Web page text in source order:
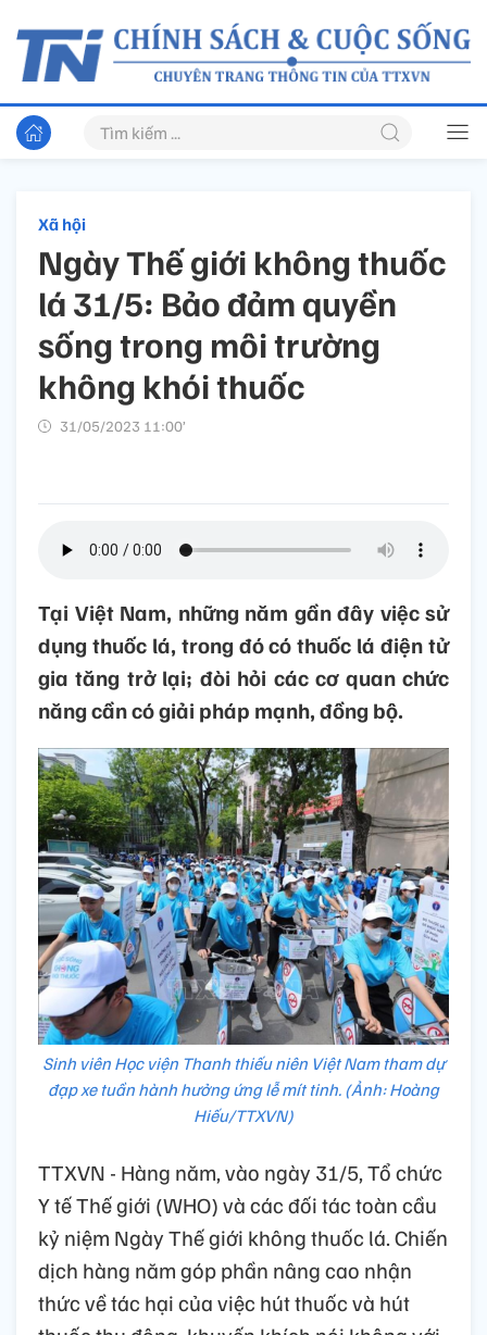
Xã hội
Ngày Thế giới không thuốc
lá 31/5: Bảo đảm quyền
sống trong môi trường
không khói thuốc
31/05/2023 11:00’
Tại Việt Nam, những năm gần đây việc sử
dụng thuốc lá, trong đó có thuốc lá điện tử
gia tăng trở lại; đòi hỏi các cơ quan chức
năng cần có giải pháp mạnh, đồng bộ.
Sinh viên Học viện Thanh thiếu niên Việt Nam tham dự
đạp xe tuần hành hưởng ứng lễ mít tinh. (Ảnh: Hoàng
Hiếu/TTXVN)
TTXVN - Hàng năm, vào ngày 31/5, Tổ chức
Y tế Thế giới (WHO) và các đối tác toàn cầu
kỷ niệm Ngày Thế giới không thuốc lá. Chiến
dịch hàng năm góp phần nâng cao nhận
thức về tác hại của việc hút thuốc và hút